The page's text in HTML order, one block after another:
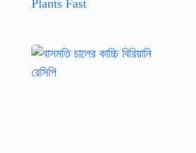
Plants Fast